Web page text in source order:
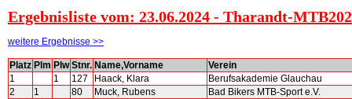
Ergebnisliste vom: 23.06.2024 - Tharandt-
weitere Ergebnisse >>
Platz Plm Plw Stnr. Name,Vorname
Verein
1
1 127 Haack, Klara
Berufsakademie Glauchau
2
1 80 Muck, Rubens
Bad Bikers MTB-Sport e.V.